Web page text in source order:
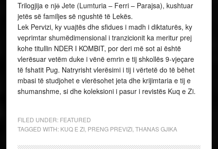
Trilogjija e njӫ Jete (Lumturia – Ferri – Parajsa), kushtuar
jetës së familjes së ngushtë të Lekës.
Lek Pervizi, ky vuajtës dhe sfidues i madh i diktaturës, ky
veprimtar shumëdimensional i tranzicionit ka meritur prej
kohe titullin NDER I KOMBIT, por deri më sot ai është
vlerësuar vetëm duke i vënë emrin e tij shkollës 9-vjeçare
të fshatit Pug. Natryrisht vlerësimi i tij i vërtetë do të bëhet
mbasi të studjohet e vlerësohet jeta dhe krijimtaria e tij e
shumanshme, si dhe koleksioni i pasur i revistës Kuq e Zi.
FILED UNDER: FEATURED
TAGGED WITH: KUQ E ZI, PRENG PREVIZI, THANAS GJIKA